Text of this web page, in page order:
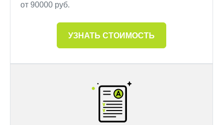
от 90000 руб.
УЗНАТЬ СТОИМОСТЬ